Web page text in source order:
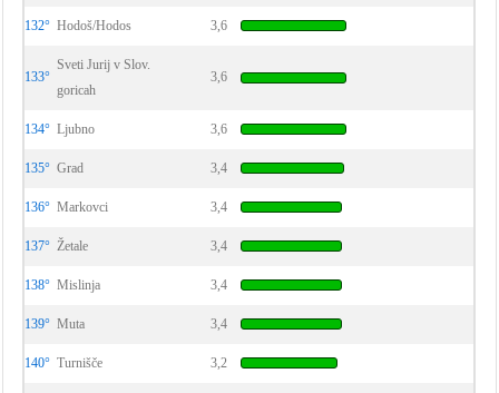
132° Hodoš/Hodos 3,6
133°
Sveti Jurij v Slov.
goricah
3,6
134° Ljubno 3,6
135° Grad 3,4
136° Markovci 3,4
137° Žetale 3,4
138° Mislinja 3,4
139° Muta 3,4
140° Turnišče 3,2